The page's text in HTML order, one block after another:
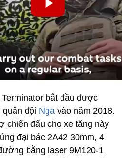
bắt đầu được
quân đội Nga vào năm 2018.
chiến đấu cho xe tăng này
đại bác 2A42 30mm, 4
bằng laser 9M120-1